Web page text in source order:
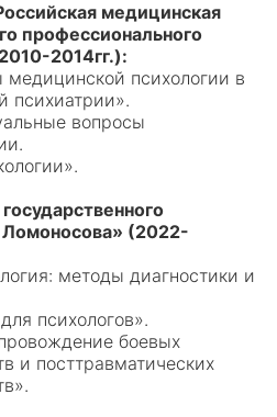
медицинская
профессионального
2014гг.):
медицинской психологии в
психиатрии».
вопросы
(2022-
методы диагностики и
психологов».
боевых
и посттравматических